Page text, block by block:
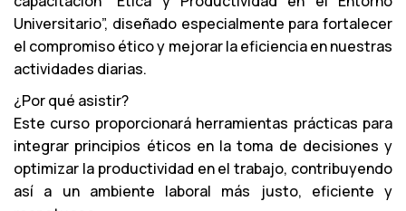
Universitario”, diseñado especialmente para fortalecer
el compromiso ético y mejorar la eficiencia en nuestras
actividades diarias.
¿Por qué asistir?
Este curso proporcionará herramientas prácticas para
integrar principios éticos en la toma de decisiones y
optimizar la productividad en el trabajo, contribuyendo
así a un ambiente laboral más justo, eficiente y